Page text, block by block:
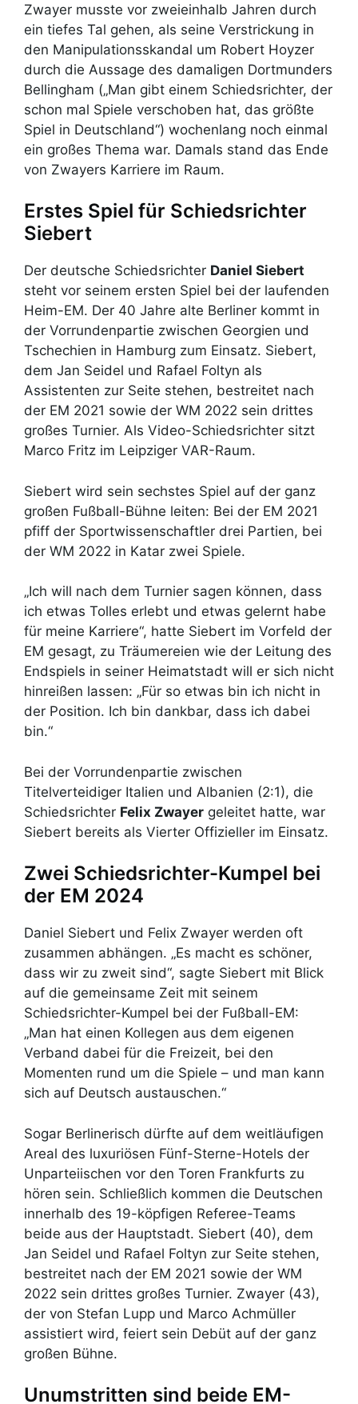
Zwayer musste vor zweieinhalb Jahren durch
ein tiefes Tal gehen, als seine Verstrickung in
den Manipulationsskandal um Robert Hoyzer
durch die Aussage des damaligen Dortmunders
Bellingham („Man gibt einem Schiedsrichter, der
schon mal Spiele verschoben hat, das größte
Spiel in Deutschland“) wochenlang noch einmal
ein großes Thema war. Damals stand das Ende
von Zwayers Karriere im Raum.
Erstes Spiel für Schiedsrichter
Siebert
Der deutsche Schiedsrichter Daniel Siebert
steht vor seinem ersten Spiel bei der laufenden
Heim-EM. Der 40 Jahre alte Berliner kommt in
der Vorrundenpartie zwischen Georgien und
Tschechien in Hamburg zum Einsatz. Siebert,
dem Jan Seidel und Rafael Foltyn als
Assistenten zur Seite stehen, bestreitet nach
der EM 2021 sowie der WM 2022 sein drittes
großes Turnier. Als Video-Schiedsrichter sitzt
Marco Fritz im Leipziger VAR-Raum.
Siebert wird sein sechstes Spiel auf der ganz
großen Fußball-Bühne leiten: Bei der EM 2021
pfiff der Sportwissenschaftler drei Partien, bei
der WM 2022 in Katar zwei Spiele.
„Ich will nach dem Turnier sagen können, dass
ich etwas Tolles erlebt und etwas gelernt habe
für meine Karriere“, hatte Siebert im Vorfeld der
EM gesagt, zu Träumereien wie der Leitung des
Endspiels in seiner Heimatstadt will er sich nicht
hinreißen lassen: „Für so etwas bin ich nicht in
der Position. Ich bin dankbar, dass ich dabei
bin.“
Bei der Vorrundenpartie zwischen
Titelverteidiger Italien und Albanien (2:1), die
Schiedsrichter Felix Zwayer geleitet hatte, war
Siebert bereits als Vierter Offizieller im Einsatz.
Zwei Schiedsrichter-Kumpel bei
der EM 2024
Daniel Siebert und Felix Zwayer werden oft
zusammen abhängen. „Es macht es schöner,
dass wir zu zweit sind“, sagte Siebert mit Blick
auf die gemeinsame Zeit mit seinem
Schiedsrichter-Kumpel bei der Fußball-EM:
„Man hat einen Kollegen aus dem eigenen
Verband dabei für die Freizeit, bei den
Momenten rund um die Spiele – und man kann
sich auf Deutsch austauschen.“
Sogar Berlinerisch dürfte auf dem weitläufigen
Areal des luxuriösen Fünf-Sterne-Hotels der
Unparteiischen vor den Toren Frankfurts zu
hören sein. Schließlich kommen die Deutschen
innerhalb des 19-köpfigen Referee-Teams
beide aus der Hauptstadt. Siebert (40), dem
Jan Seidel und Rafael Foltyn zur Seite stehen,
bestreitet nach der EM 2021 sowie der WM
2022 sein drittes großes Turnier. Zwayer (43),
der von Stefan Lupp und Marco Achmüller
assistiert wird, feiert sein Debüt auf der ganz
großen Bühne.
Unumstritten sind beide EM-